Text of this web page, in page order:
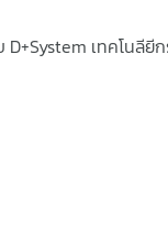
เทคโนลียีก